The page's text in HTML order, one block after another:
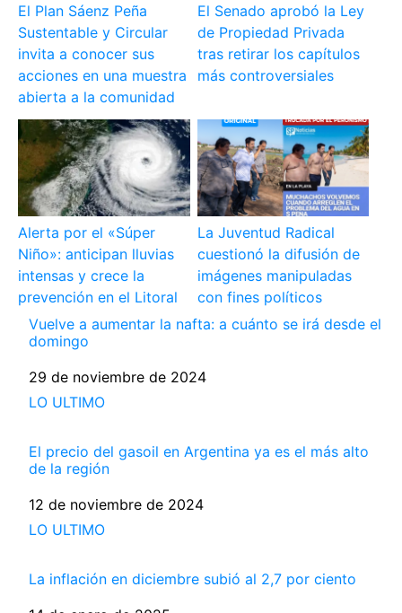
El Plan Sáenz Peña
Sustentable y Circular
invita a conocer sus
acciones en una muestra
abierta a la comunidad
El Senado aprobó la Ley
de Propiedad Privada
tras retirar los capítulos
más controversiales
Alerta por el «Súper
Niño»: anticipan lluvias
intensas y crece la
prevención en el Litoral
La Juventud Radical
cuestionó la difusión de
imágenes manipuladas
con fines políticos
Vuelve a aumentar la nafta: a cuánto se irá desde el
domingo
Fecha
29 de noviembre de 2024
Respecto a
LO ULTIMO
El precio del gasoil en Argentina ya es el más alto
de la región
Fecha
12 de noviembre de 2024
Respecto a
LO ULTIMO
La inflación en diciembre subió al 2,7 por ciento